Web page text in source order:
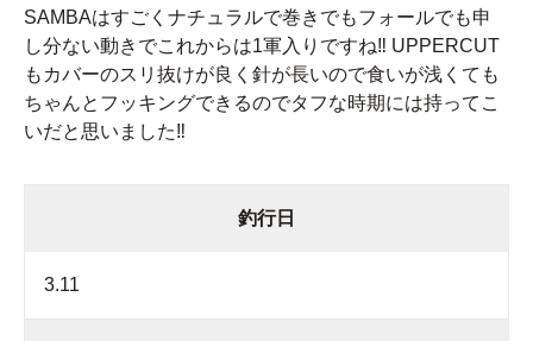
SAMBAはすごくナチュラルで巻きでもフォールでも申
し分ない動きでこれからは1軍入りですね‼ UPPERCUT
もカバーのスリ抜けが良く針が長いので食いが浅くても
ちゃんとフッキングできるのでタフな時期には持ってこ
いだと思いました‼
釣行日
3.11